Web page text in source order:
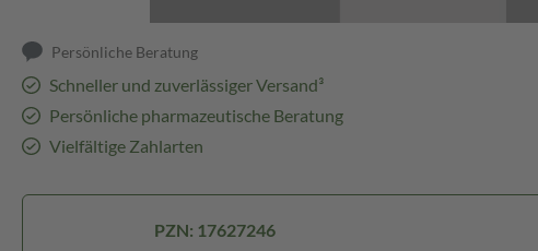
Persönliche Beratung
Schneller und zuverlässiger Versand³
Persönliche pharmazeutische Beratung
Vielfältige Zahlarten
PZN: 17627246